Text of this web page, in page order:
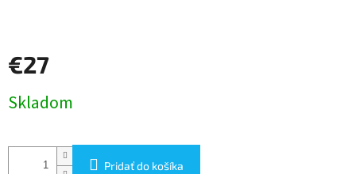
€27
cena:
Skladom
Pridať do košíka